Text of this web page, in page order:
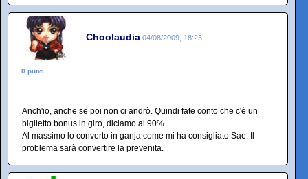
Choolaudia 04/08/2009, 18:23
0 punti
Anch'io, anche se poi non ci andrò. Quindi fate conto che c'è un
biglietto bonus in giro, diciamo al 90%.
Al massimo lo converto in ganja come mi ha consigliato Sae. Il
problema sarà convertire la prevenita.